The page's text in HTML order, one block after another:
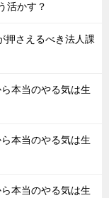
活かす？
押さえるべき法人課
本当のやる気は生
本当のやる気は生
本当のやる気は生